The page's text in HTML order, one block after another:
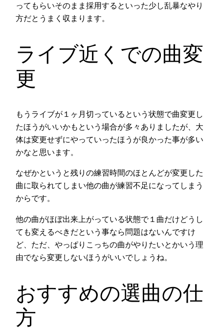
ってもらいそのまま採用するといった少し乱暴なやり
方だとうまく収まります。
ライブ近くでの曲変
更
もうライブが１ヶ月切っているという状態で曲変更し
たほうがいいかもという場合が多々ありましたが、大
体は変更せずにやっていったほうが良かった事が多い
かなと思います。
なぜかというと残りの練習時間のほとんどが変更した
曲に取られてしまい他の曲が練習不足になってしまう
からです。
他の曲がほぼ出来上がっている状態で１曲だけどうし
ても変えるべきだという事なら問題はないんですけ
ど、ただ、やっぱりこっちの曲がやりたいとかいう理
由でなら変更しないほうがいいでしょうね。
おすすめの選曲の仕
方